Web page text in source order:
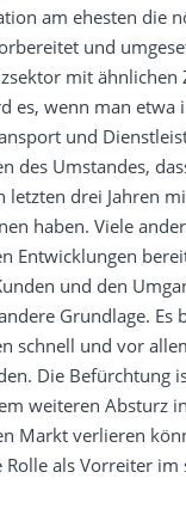
am ehesten die
und
mit ähnlichen
es, wenn man etwa
und
des Umstandes,
letzten drei Jahren
haben. Viele
Entwicklungen
und den
Grundlage. Es
schnell und vor
Die Befürchtung
weiteren Absturz
Markt verlieren
als Vorreiter im